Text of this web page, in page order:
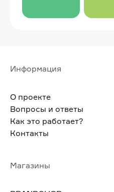
Информация
О проекте
Вопросы и ответы
Как это работает?
Контакты
Магазины